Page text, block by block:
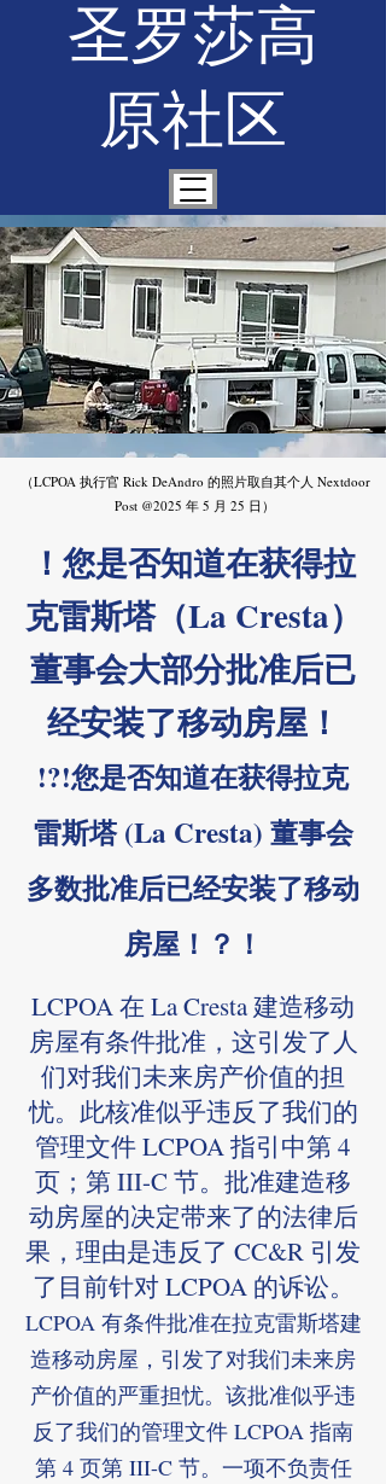
圣罗莎高
原社区
（LCPOA 执行官 Rick DeAndro 的照片取自其个人 Nextdoor
Post @2025 年 5 月 25 日）
！您是否知道在获得拉
克雷斯塔（La Cresta）
董事会大部分批准后已
经安装了移动房屋！
!?!您是否知道在获得拉克
雷斯塔 (La Cresta) 董事会
多数批准后已经安装了移动
房屋！？！
LCPOA 在 La Cresta 建造移动
房屋有条件批准，这引发了人
们对我们未来房产价值的担
忧。此核准似乎违反了我们的
管理文件 LCPOA 指引中第 4
页；第 III-C 节。批准建造移
动房屋的决定带来了的法律后
果，理由是违反了 CC&R 引发
了目前针对 LCPOA 的诉讼。
LCPOA 有条件批准在拉克雷斯塔建
造移动房屋，引发了对我们未来房
产价值的严重担忧。该批准似乎违
反了我们的管理文件 LCPOA 指南
第 4 页第 III-C 节。一项不负责任